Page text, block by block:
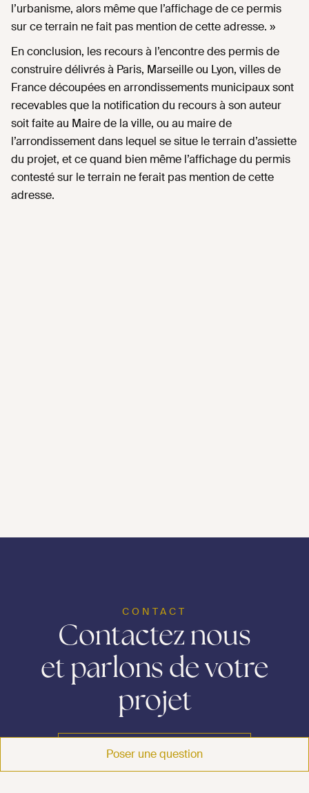
l’urbanisme, alors même que l’affichage de ce permis
sur ce terrain ne fait pas mention de cette adresse. »
En conclusion, les recours à l’encontre des permis de
construire délivrés à Paris, Marseille ou Lyon, villes de
France découpées en arrondissements municipaux sont
recevables que la notification du recours à son auteur
soit faite au Maire de la ville, ou au maire de
l’arrondissement dans lequel se situe le terrain d’assiette
du projet, et ce quand bien même l’affichage du permis
contesté sur le terrain ne ferait pas mention de cette
adresse.
CONTACT
Contactez nous
et parlons de votre
projet
01 73 05 08 40
01 73 05 08 40
Poser une question